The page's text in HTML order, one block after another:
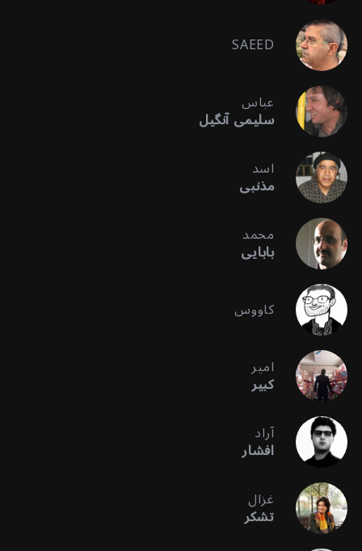
SAEED
عباس
سلیمی آنگیل
اسد
مذنبی
محمد
بابایی
کاووس
امیر
کبیر
آراد
افشار
غزال
تشکر